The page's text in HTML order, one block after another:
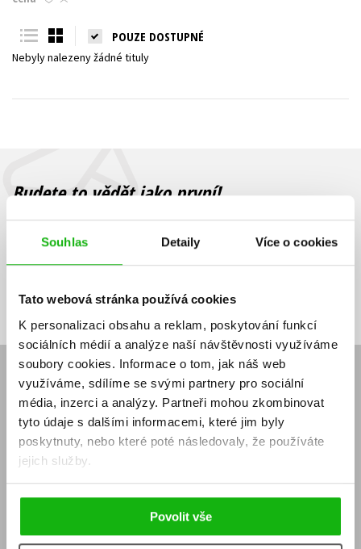
Souhlas Detaily Více o cookies
Tato webová stránka používá cookies
K personalizaci obsahu a reklam, poskytování funkcí
sociálních médií a analýze naší návštěvnosti využíváme
soubory cookies. Informace o tom, jak náš web
využíváme, sdílíme se svými partnery pro sociální
média, inzerci a analýzy. Partneři mohou zkombinovat
tyto údaje s dalšími informacemi, které jim byly
poskytnuty, nebo které poté následovaly, že používáte
jejich služby.
Povolit vše
Young adult (SK)
Všechny tituly
POUZE DOSTUPNÉ
Nebyly nalezeny žádné tituly
Budete to vědět jako první!
Zajímá Vás, jaký knižní hit právě vychází, na jaké zboží je výhodná
sleva, jaká běží soutěž o ceny? Přihlášením k odběru našich e-
souhlasíte se zpracováním osobních údajů
mailová
adresa
mailová
adresa
Vaše e-mailová adresa Přihlásit se
E-SHOP
Aktuality
Naši autoři
Obchodní podmínky
Jak nakoupit
Knižní novinky
Dárkové poukazy
Affiliate program
KONTAKTY